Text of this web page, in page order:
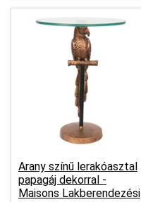
Arany színű lerakóasztal
papagáj dekorral -
Maisons Lakberendezési